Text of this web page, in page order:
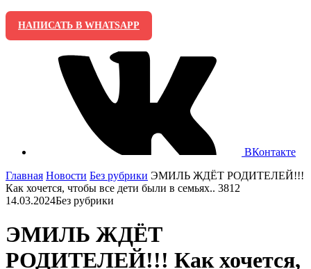
НАПИСАТЬ В WHATSAPP
ВКонтакте
Главная Новости Без рубрики ЭМИЛЬ ЖДЁТ РОДИТЕЛЕЙ!!!
Как хочется, чтобы все дети были в семьях.. 3812
14.03.2024Без рубрики
ЭМИЛЬ ЖДЁТ
РОДИТЕЛЕЙ!!! Как хочется,